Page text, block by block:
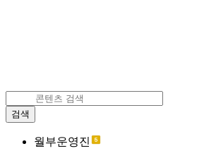
검색
월부운영진